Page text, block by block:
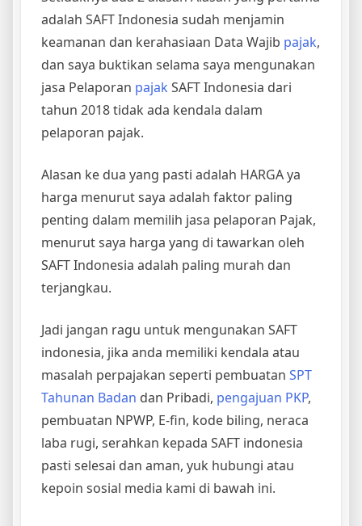
adalah SAFT Indonesia sudah menjamin
keamanan dan kerahasiaan Data Wajib pajak,
dan saya buktikan selama saya mengunakan
jasa Pelaporan pajak SAFT Indonesia dari
tahun 2018 tidak ada kendala dalam
pelaporan pajak.
Alasan ke dua yang pasti adalah HARGA ya
harga menurut saya adalah faktor paling
penting dalam memilih jasa pelaporan Pajak,
menurut saya harga yang di tawarkan oleh
SAFT Indonesia adalah paling murah dan
terjangkau.
Jadi jangan ragu untuk mengunakan SAFT
indonesia, jika anda memiliki kendala atau
masalah perpajakan seperti pembuatan SPT
Tahunan Badan dan Pribadi, pengajuan PKP,
pembuatan NPWP, E-fin, kode biling, neraca
laba rugi, serahkan kepada SAFT indonesia
pasti selesai dan aman, yuk hubungi atau
kepoin sosial media kami di bawah ini.